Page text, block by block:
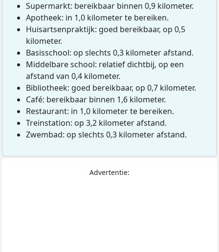
Supermarkt: bereikbaar binnen 0,9 kilometer.
Apotheek: in 1,0 kilometer te bereiken.
Huisartsenpraktijk: goed bereikbaar, op 0,5
kilometer.
Basisschool: op slechts 0,3 kilometer afstand.
Middelbare school: relatief dichtbij, op een
afstand van 0,4 kilometer.
Bibliotheek: goed bereikbaar, op 0,7 kilometer.
Café: bereikbaar binnen 1,6 kilometer.
Restaurant: in 1,0 kilometer te bereiken.
Treinstation: op 3,2 kilometer afstand.
Zwembad: op slechts 0,3 kilometer afstand.
Advertentie: